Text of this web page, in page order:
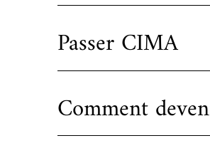
Passer CIMA
Comment